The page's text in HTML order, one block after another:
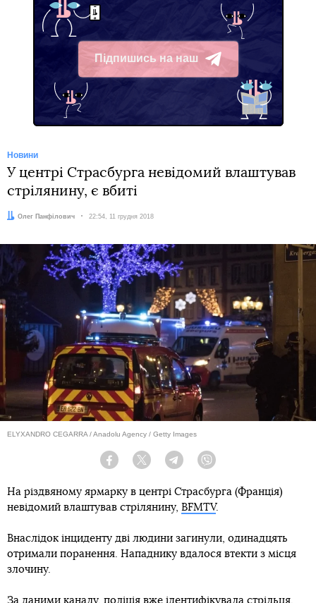
Підпишись на наш
Telegram
Новини
У центрі Страсбурга невідомий влаштував
стрілянину, є вбиті
Автор:
Олег Панфілович Дата:
22:54, 11 грудня 2018
ELYXANDRO CEGARRA / Anadolu Agency / Getty Images
Facebook Twitter Telegram
На різдвяному ярмарку в центрі Страсбурга (Франція)
невідомий влаштував стрілянину, BFMTV.
Внаслідок інциденту дві людини загинули, одинадцять
отримали поранення. Нападнику вдалося втекти з місця
злочину.
За даними каналу, поліція вже ідентифікувала стрільця,